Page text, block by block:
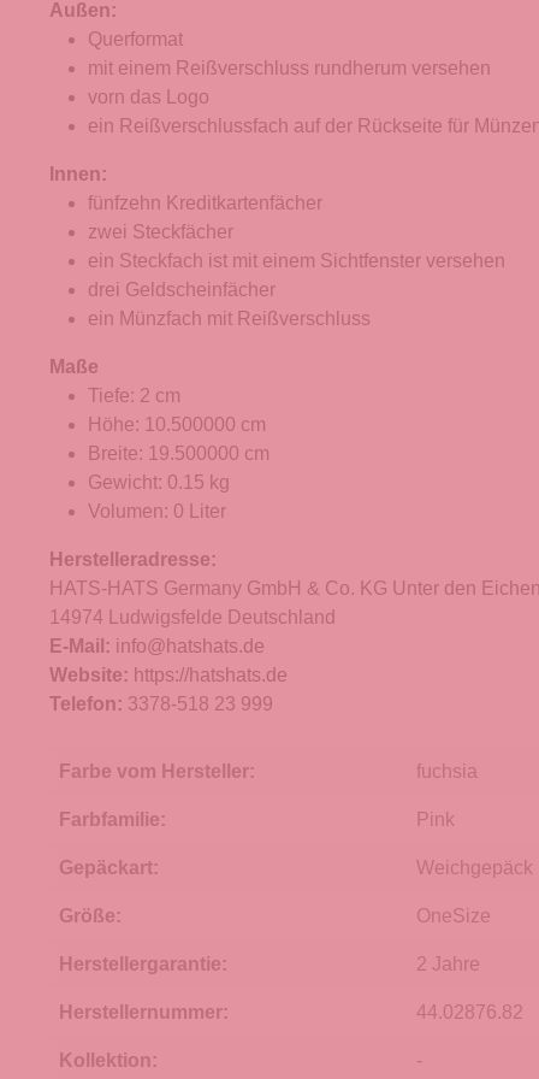
Außen:
Querformat
mit einem Reißverschluss rundherum versehen
vorn das Logo
ein Reißverschlussfach auf der Rückseite für
Innen:
fünfzehn Kreditkartenfächer
zwei Steckfächer
ein Steckfach ist mit einem Sichtfenster versehen
drei Geldscheinfächer
ein Münzfach mit Reißverschluss
Maße
Tiefe: 2 cm
Höhe: 10.500000 cm
Breite: 19.500000 cm
Gewicht: 0.15 kg
Volumen: 0 Liter
Herstelleradresse:
HATS-HATS Germany GmbH & Co. KG Unter den
14974 Ludwigsfelde Deutschland
E-Mail: info@hatshats.de
Website: https://hatshats.de
Telefon: 3378-518 23 999
Farbe vom Hersteller: fuchsia
Farbfamilie: Pink
Gepäckart: Weichgepäck
Größe: OneSize
Herstellergarantie: 2 Jahre
Herstellernummer: 44.02876.82
Kollektion: -